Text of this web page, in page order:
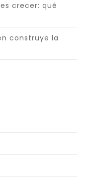
crecer: qué
construye la